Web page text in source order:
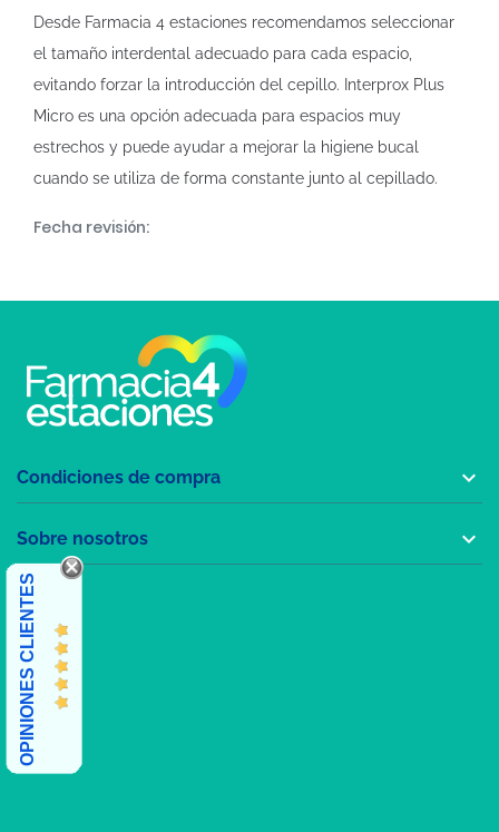
Desde Farmacia 4 estaciones recomendamos seleccionar
el tamaño interdental adecuado para cada espacio,
evitando forzar la introducción del cepillo. Interprox Plus
Micro es una opción adecuada para espacios muy
estrechos y puede ayudar a mejorar la higiene bucal
cuando se utiliza de forma constante junto al cepillado.
Fecha revisión:
Condiciones de compra 
Sobre nosotros 
OPINIONES CLIENTES